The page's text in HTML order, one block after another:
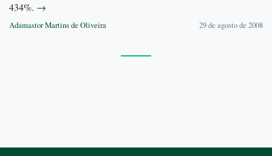
434%. →
Adamastor Martins de Oliveira 29 de agosto de 2008